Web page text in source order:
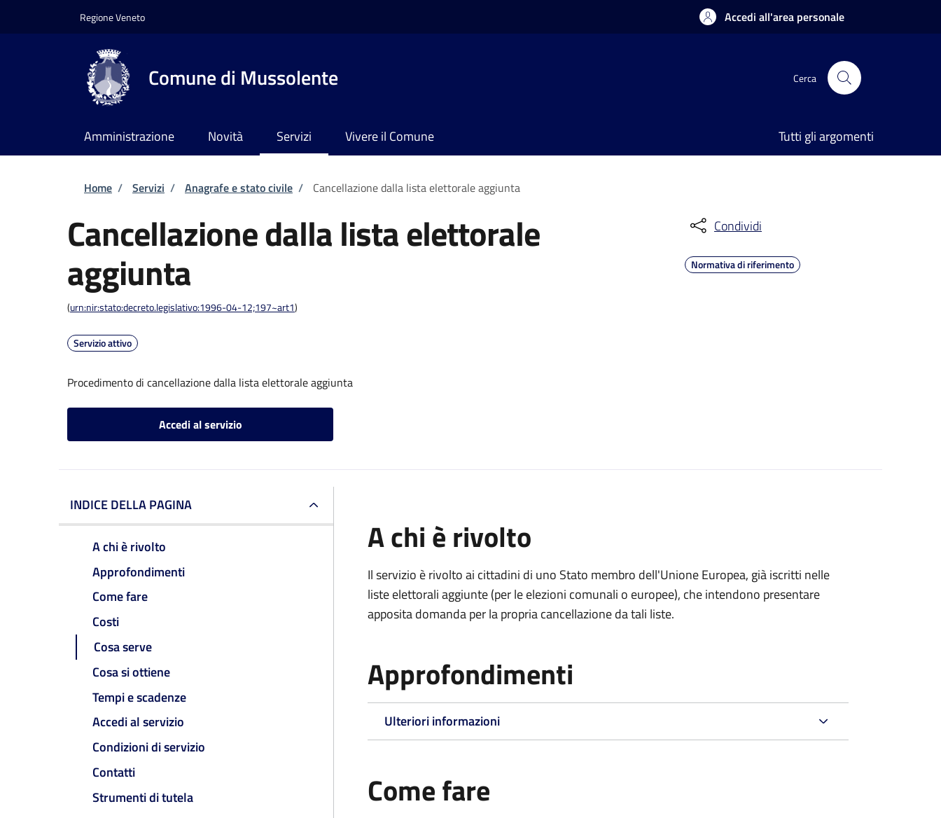
Regione Veneto Accedi all'area personale
Comune di Mussolente Cerca
Amministrazione Novità Servizi Vivere il Comune Tutti gli argomenti
Briciole di pane
Home / Servizi / Anagrafe e stato civile / Cancellazione dalla lista elettorale aggiunta
Cancellazione dalla lista elettorale
aggiunta
(urn:nir:stato:decreto.legislativo:1996-04-12;197~art1)
Servizio attivo
Procedimento di cancellazione dalla lista elettorale aggiunta
Accedi al servizio
Condividi
Normativa di riferimento
INDICE DELLA PAGINA
A chi è rivolto
Approfondimenti
Come fare
Costi
Cosa serve
Cosa si ottiene
Tempi e scadenze
Accedi al servizio
Condizioni di servizio
Contatti
Strumenti di tutela
A chi è rivolto
Il servizio è rivolto ai cittadini di uno Stato membro dell'Unione Europea, già iscritti nelle
liste elettorali aggiunte (per le elezioni comunali o europee), che intendono presentare
apposita domanda per la propria cancellazione da tali liste.
Approfondimenti
Ulteriori informazioni
Come fare